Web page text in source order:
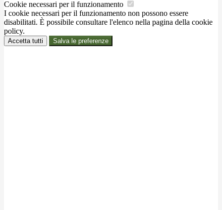
Cookie necessari per il funzionamento
I cookie necessari per il funzionamento non possono essere
disabilitati. È possibile consultare l'elenco nella pagina della cookie
policy.
Accetta tutti Salva le preferenze